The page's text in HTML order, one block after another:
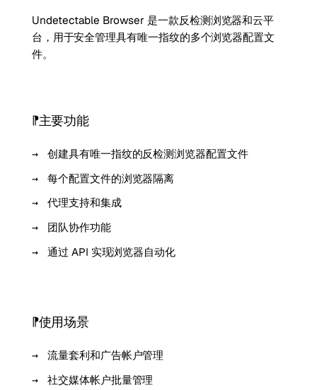
Undetectable Browser 是一款反检测浏览器和云平
台，用于安全管理具有唯一指纹的多个浏览器配置文
件。
主要功能
创建具有唯一指纹的反检测浏览器配置文件
每个配置文件的浏览器隔离
代理支持和集成
团队协作功能
通过 API 实现浏览器自动化
使用场景
流量套利和广告帐户管理
社交媒体帐户批量管理